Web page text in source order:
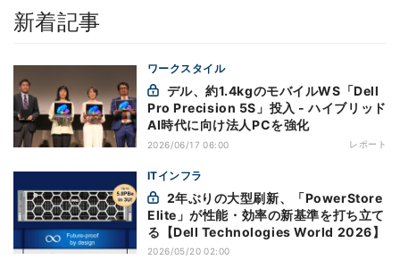
新着記事
ワークスタイル
Pro Precision 5S」投入 - ハイブリッド
AI時代に向け法人PCを強化
2026/06/17 06:00 レポート
ITインフラ
Elite」が性能・効率の新基準を打ち立て
る【Dell Technologies World 2026】
2026/05/20 02:00